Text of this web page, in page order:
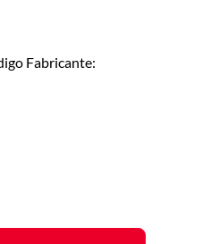
Fabricante: